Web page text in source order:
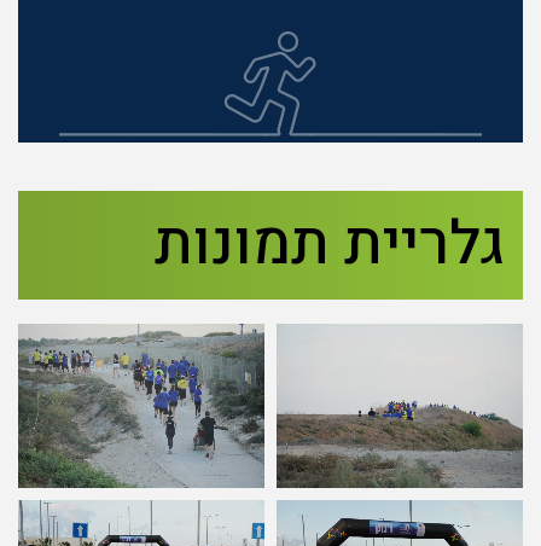
גלריית תמונות